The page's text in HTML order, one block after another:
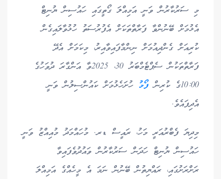
މި ސަރުކާރުން ވަނީ އަމިއްލަ ގޯތީގައި ހައުސިން ޔުނިޓް
އެޅުމަށް ބޭނުންވާ ފަރާތްތަކަށް އެފުރުސަތު ހުޅުވާލައިގެން
ކުރިއަށް ގެންދިއުމަށް ނިންމާފައިވާއިރު، މިކަމަށް އެދޭ
ފަރާތްތަކުން ސެޕްޓެމްބަރު 30، 2025ވާ އަންގާރަ ދުވަހުގެ
10:00ގެ ކުރިން
ފޯމު ހުށަހެޅުމަށް ކައުންސިލުން ވަނީ
އެދިފައެވެ.
މިދިޔަ ފެބްރުއަރީ މަހު، ރައީސް ޑރ. މުހައްމަދު މުއިއްޒު ވަނީ
ހައުސިން ޔުނިޓް ހަދަން ސަރުކާރުން ވައުދުވެފައިވާ
ރަށްރަށުގައި، ރައްޔިތުން ބޭނުން ނަމަ އެ މީހެއްގެ އަމިއްލަ